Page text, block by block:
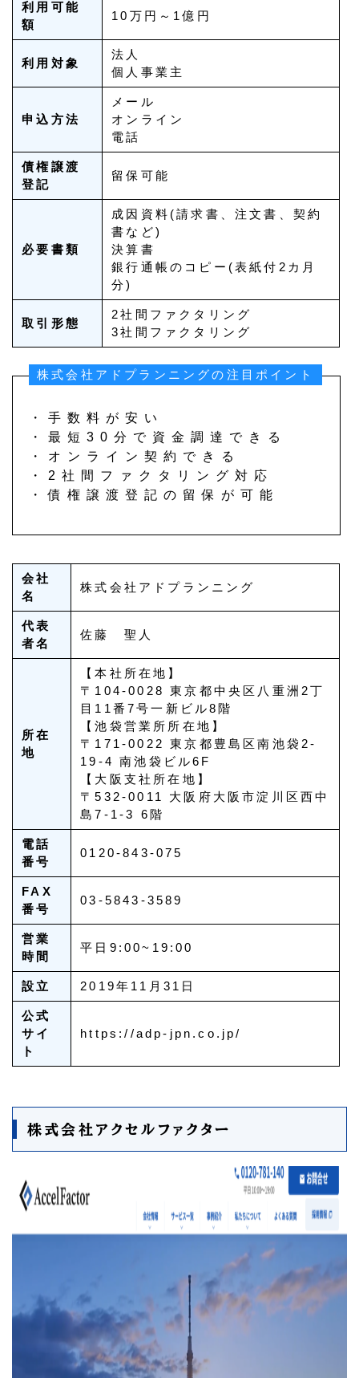
利用可能
額
10万円～1億円
利用対象
法人
個人事業主
申込方法
メール
オンライン
電話
債権譲渡
登記
留保可能
必要書類
成因資料(請求書、注文書、契約
書など)
決算書
銀行通帳のコピー(表紙付2カ月
分)
取引形態
2社間ファクタリング
3社間ファクタリング
株式会社アドプランニングの注目ポイント
・手数料が安い
・最短30分で資金調達できる
・オンライン契約できる
・2社間ファクタリング対応
・債権譲渡登記の留保が可能
会社
名
株式会社アドプランニング
代表
者名
佐藤 聖人
所在
地
【本社所在地】
〒104-0028 東京都中央区八重洲2丁
目11番7号一新ビル8階
【池袋営業所所在地】
〒171-0022 東京都豊島区南池袋2-
19-4 南池袋ビル6F
【大阪支社所在地】
〒532-0011 大阪府大阪市淀川区西中
島7-1-3 6階
電話
番号
0120-843-075
FAX
番号
03-5843-3589
営業
時間
平日9:00~19:00
設立 2019年11月31日
公式
サイ
ト
https://adp-jpn.co.jp/
株式会社アクセルファクター